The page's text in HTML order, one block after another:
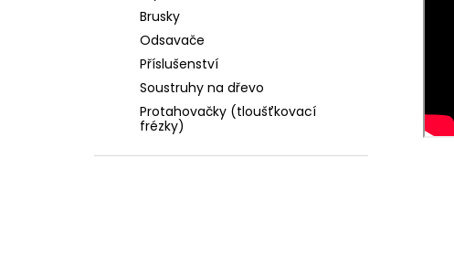
Brusky
Odsavače
Příslušenství
Soustruhy na dřevo
Protahovačky (tloušťkovací
frézky)